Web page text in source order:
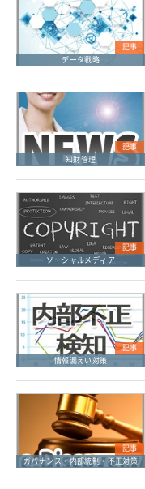
記事
データ戦略
記事
知財管理
記事
ソーシャルメディア
記事
情報漏えい対策
記事
ガバナンス・内部統制・不正対策